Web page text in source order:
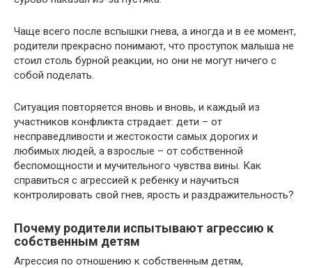
Чаще всего после вспышки гнева, а иногда и в ее момент,
родители прекрасно понимают, что проступок малыша не
стоил столь бурной реакции, но они не могут ничего с
собой поделать.
Ситуация повторяется вновь и вновь, и каждый из
участников конфликта страдает: дети – от
несправедливости и жестокости самых дорогих и
любимых людей, а взрослые – от собственной
беспомощности и мучительного чувства вины. Как
справиться с агрессией к ребенку и научиться
контролировать свой гнев, ярость и раздражительность?
Почему родители испытывают агрессию к
собственным детям
Агрессия по отношению к собственным детям,